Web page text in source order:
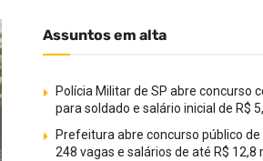
Assuntos em alta
Polícia Militar de SP abre concurso
para soldado e salário inicial de R$
Prefeitura abre concurso público
248 vagas e salários de até R$ 12,8